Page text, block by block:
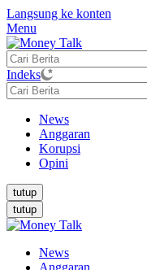
Langsung ke konten
Menu
Indeks
News
Anggaran
Korupsi
Opini
tutup
tutup
News
Anggaran